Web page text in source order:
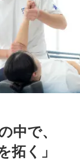
中で、
拓く」